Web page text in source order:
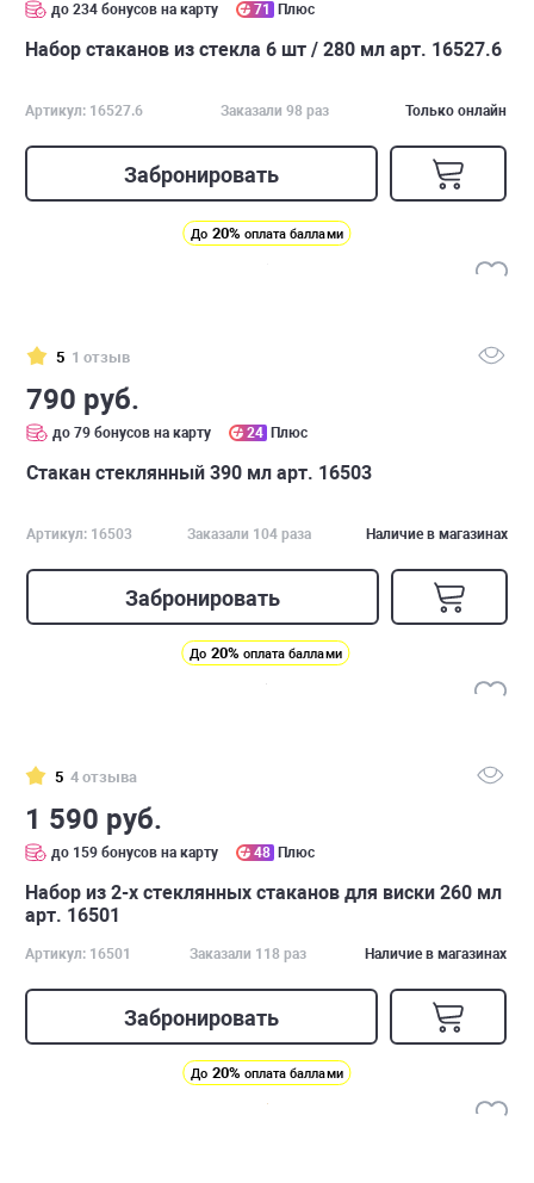
до 234 бонусов на карту 71 Плюс
Набор стаканов из стекла 6 шт / 280 мл арт. 16527.6
Артикул: 16527.6 Заказали 98 раз Только онлайн
Забронировать
До 20% оплата баллами
5 1 отзыв
790 руб.
до 79 бонусов на карту 24 Плюс
Стакан стеклянный 390 мл арт. 16503
Артикул: 16503 Заказали 104 раза Наличие в магазинах
Забронировать
До 20% оплата баллами
5 4 отзыва
1 590 руб.
до 159 бонусов на карту 48 Плюс
Набор из 2-х стеклянных стаканов для виски 260 мл
арт. 16501
Артикул: 16501 Заказали 118 раз Наличие в магазинах
Забронировать
До 20% оплата баллами